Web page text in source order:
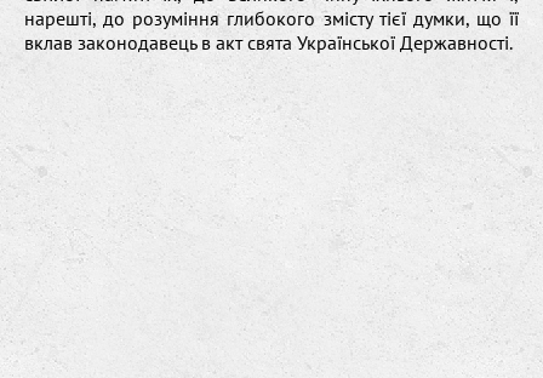
нарешті, до розуміння глибокого змісту тієї думки, що її
вклав законодавець в акт свята Української Державності.